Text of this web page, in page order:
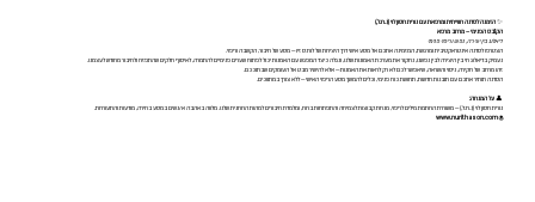
✨הזמנה לסדנה חווייתית ומרפאת עם נורית חסון לוי (נ.ח.ל.)
הקנבס הפנימי – מרחב מרפא
דיאלוג בין יצירה, נפש וריפוי פנימי
הצטרפו לסדנה אינטראקטיבית ומרגשת, המזמינה אתכם אל מסע אישי דרך היצירות של לורנס זיו — מסע של חיבור, הקשבה וריפוי.
נעמיק בדיאלוג חי בין היצירה לבין נפשנו, נחקור את מערכת האמונות שלנו, ונגלה כיצד המפגש עם האמנות יכול לפתוח שערים פנימיים להתמרה, לאיסוף חלקים שהתפזרו ולחיבור מחודש לעצמנו.
זהו מרחב של חקירה, ניסוי והשראה, שיאפשר לכם לא רק לראות את האמנות — אלא להישיר מבט אל העומקים שבתוככם.
הסדנה תותיר אתכם עם תובנות חדשות, תחושת כוח פנימי, וכלים להמשך מסע הריפוי האישי — ללא צורך במתווכים.
👤על המנחה:
נורית חסון לוי (נ.ח.ל.) — משוררת הרותמת מילים לריפוי, מנחת קבוצות לצמיחה והתפתחות ברוח, ומלמדת חיבורים למהות הרוחנית שלנו. מלווה באהבה א/נשים במסע בחירה, מודעות והתעוררות.
🌐
www.nurithason.com